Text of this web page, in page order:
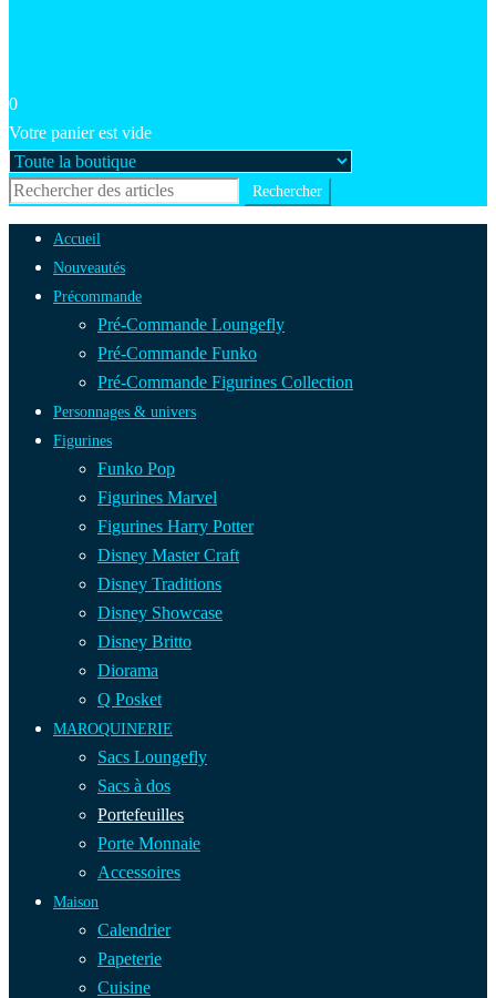
0
Votre panier est vide
Accueil
Nouveautés
Précommande
Pré-Commande Loungefly
Pré-Commande Funko
Pré-Commande Figurines Collection
Personnages & univers
Figurines
Funko Pop
Figurines Marvel
Figurines Harry Potter
Disney Master Craft
Disney Traditions
Disney Showcase
Disney Britto
Diorama
Q Posket
MAROQUINERIE
Sacs Loungefly
Sacs à dos
Portefeuilles
Porte Monnaie
Accessoires
Maison
Calendrier
Papeterie
Cuisine